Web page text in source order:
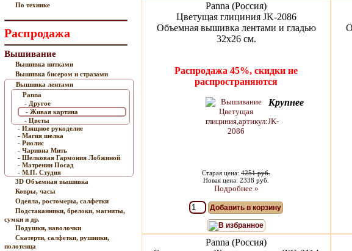
По технике
Распродажа
Вышивание
Вышивка нитками
Вышивка бисером и стразами
Вышивка лентами
Panna
- Другое
- Живая картина
- Цветы
- Изящное рукоделие
- Магия шелка
- Риолис
- Чаривна Мить
- Шелковая Гармония Лобжиной
- Матренин Посад
- М.П. Студия
3D Объемная вышивка
Ковры, часы
Одеяла, ростомеры, салфетки
Подстаканники, брелоки, магниты,
сумки и др.
Подушки, наволочки
Скатерти, салфетки, рушники,
полотенца
Panna (Россия)
Цветущая глициния JK-2086
Объемная вышивка лентами и гладью
32х26 см.
Распродажа 45%, скидки не
распространяются
Крупнее
Старая цена: 4251 руб.
Новая цена: 2338 руб.
Подробнее »
Добавить в корзину
В избранное
Panna (Россия)